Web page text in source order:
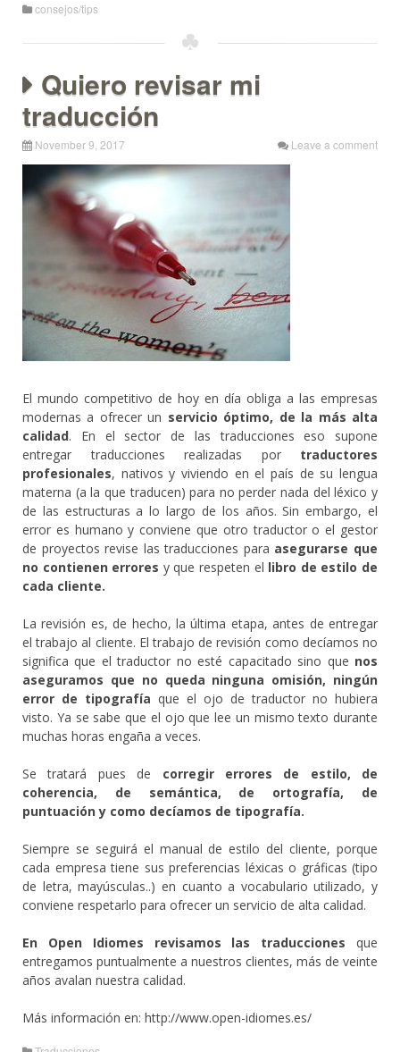
consejos/tips
Quiero revisar mi
traducción
November 9, 2017 Leave a comment
El mundo competitivo de hoy en día obliga a las empresas
modernas a ofrecer un servicio óptimo, de la más alta
calidad. En el sector de las traducciones eso supone
entregar traducciones realizadas por traductores
profesionales, nativos y viviendo en el país de su lengua
materna (a la que traducen) para no perder nada del léxico y
de las estructuras a lo largo de los años. Sin embargo, el
error es humano y conviene que otro traductor o el gestor
de proyectos revise las traducciones para asegurarse que
no contienen errores y que respeten el libro de estilo de
cada cliente.
La revisión es, de hecho, la última etapa, antes de entregar
el trabajo al cliente. El trabajo de revisión como decíamos no
significa que el traductor no esté capacitado sino que nos
aseguramos que no queda ninguna omisión, ningún
error de tipografía que el ojo de traductor no hubiera
visto. Ya se sabe que el ojo que lee un mismo texto durante
muchas horas engaña a veces.
Se tratará pues de corregir errores de estilo, de
coherencia, de semántica, de ortografía, de
puntuación y como decíamos de tipografía.
Siempre se seguirá el manual de estilo del cliente, porque
cada empresa tiene sus preferencias léxicas o gráficas (tipo
de letra, mayúsculas..) en cuanto a vocabulario utilizado, y
conviene respetarlo para ofrecer un servicio de alta calidad.
En Open Idiomes revisamos las traducciones que
entregamos puntualmente a nuestros clientes, más de veinte
años avalan nuestra calidad.
Más información en: http://www.open-idiomes.es/